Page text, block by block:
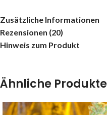
Zusätzliche Informationen
Rezensionen (20)
Hinweis zum Produkt
Ähnliche Produkte